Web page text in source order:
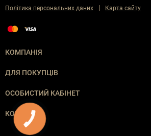
Політика персональних даних | Карта сайту
КОМПАНІЯ
ДЛЯ ПОКУПЦІВ
ОСОБИСТИЙ КАБІНЕТ
КОНТАКТИ
КНОПКА
ЗВ'ЯЗКУ